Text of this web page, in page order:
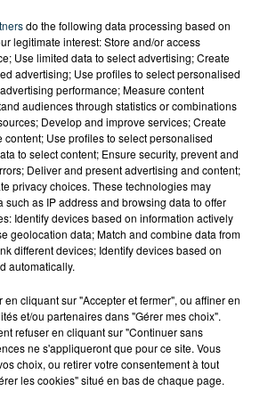
do the following data processing based on
legitimate interest: Store and/or access
Use limited data to select advertising; Create
advertising; Use profiles to select personalised
performance; Measure content
audiences through statistics or combinations
Develop and improve services; Create
Use profiles to select personalised
to select content; Ensure security, prevent and
Deliver and present advertising and content;
privacy choices. These technologies may
such as IP address and browsing data to offer
Identify devices based on information actively
geolocation data; Match and combine data from
different devices; Identify devices based on
automatically.
en cliquant sur "Accepter et fermer", ou affiner en
et/ou partenaires dans "Gérer mes choix".
refuser en cliquant sur "Continuer sans
ne s'appliqueront que pour ce site. Vous
choix, ou retirer votre consentement à tout
les cookies" situé en bas de chaque page.